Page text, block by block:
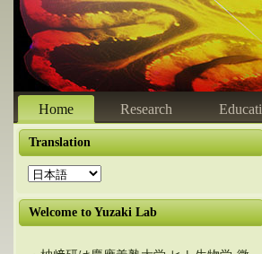
Home Research
Translation
Welcome to Yuzaki Lab